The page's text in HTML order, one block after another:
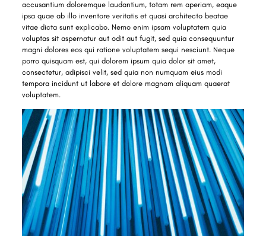
accusantium doloremque laudantium, totam rem aperiam, eaque
ipsa quae ab illo inventore veritatis et quasi architecto beatae
vitae dicta sunt explicabo. Nemo enim ipsam voluptatem quia
voluptas sit aspernatur aut odit aut fugit, sed quia consequuntur
magni dolores eos qui ratione voluptatem sequi nesciunt. Neque
porro quisquam est, qui dolorem ipsum quia dolor sit amet,
consectetur, adipisci velit, sed quia non numquam eius modi
tempora incidunt ut labore et dolore magnam aliquam quaerat
voluptatem.